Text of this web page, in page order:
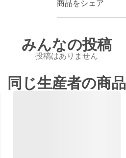
商品をシェア
みんなの投稿
投稿はありません
同じ生産者の商品